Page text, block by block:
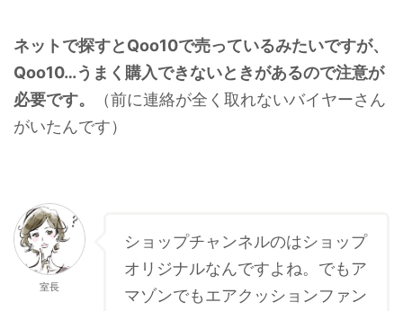
ネットで探すとQoo10で売っているみたいですが、
Qoo10…うまく購入できないときがあるので注意が
必要です。
（前に連絡が全く取れないバイヤーさん
がいたんです）
室長
ショップチャンネルのはショップ
オリジナルなんですよね。でもア
マゾンでもエアクッションファン